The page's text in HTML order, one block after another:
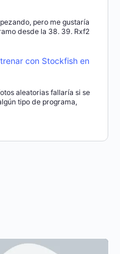
pero me gustaría
desde la 38. 39. Rxf2
con Stockfish en
aleatorias fallaría si se
tipo de programa,